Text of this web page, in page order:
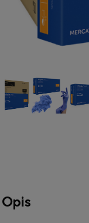
Opis